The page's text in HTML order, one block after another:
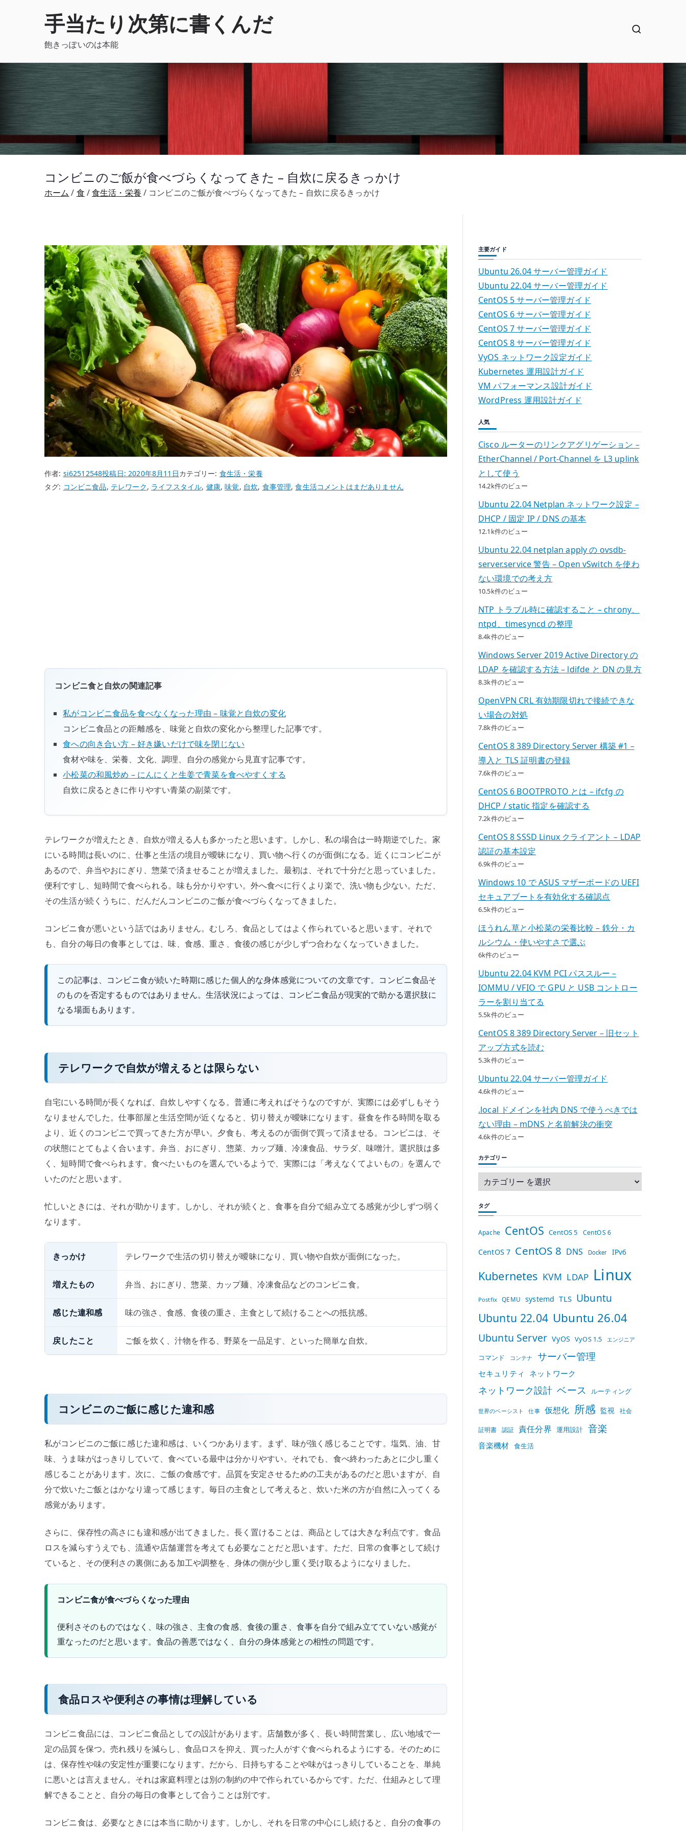
手当たり次第に書くんだ
飽きっぽいのは本能
コンビニのご飯が食べづらくなってきた – 自炊に戻るきっかけ
ホーム 食 食生活・栄養 コンビニのご飯が食べづらくなってきた – 自炊に戻るきっかけ
作者: si62512548投稿日:2020年8月11日カテゴリー: 食生活・栄養
タグ: コンビニ食品, テレワーク, ライフスタイル, 健康,味覚, 自炊, 食事管理,食生活コ
–
っ
け
へ
の
コメントはまだありません
コンビニ食と自炊の関連記事
私がコンビニ食品を食べなくなった理由 – 味覚と自炊の変化
コンビニ食品との距離感を、味覚と自炊の変化から整理した記事です。
食への向き合い方 – 好き嫌いだけで味を閉じない
食材や味を、栄養、文化、調理、自分の感覚から見直す記事です。
小松菜の和風炒め – にんにくと生姜で青菜を食べやすくする
自炊に戻るときに作りやすい青菜の副菜です。
テレワークが増えたとき、自炊が増える人も多かったと思います。しかし、私の場合は一時期逆でした。家
にいる時間は長いのに、仕事と生活の境目が曖昧になり、買い物へ行くのが面倒になる。近くにコンビニが
あるので、弁当やおにぎり、惣菜で済ませることが増えました。最初は、それで十分だと思っていました。
便利ですし、短時間で食べられる。味も分かりやすい。外へ食べに行くより楽で、洗い物も少ない。ただ、
その生活が続くうちに、だんだんコンビニのご飯が食べづらくなってきました。
コンビニ食が悪いという話ではありません。むしろ、食品としてはよく作られていると思います。それで
も、自分の毎日の食事としては、味、食感、重さ、食後の感じが少しずつ合わなくなっていきました。
この記事は、コンビニ食が続いた時期に感じた個人的な身体感覚についての文章です。コンビニ食品そ
のものを否定するものではありません。生活状況によっては、コンビニ食品が現実的で助かる選択肢に
なる場面もあります。
テレワークで自炊が増えるとは限らない
自宅にいる時間が長くなれば、自炊しやすくなる。普通に考えればそうなのですが、実際には必ずしもそう
なりませんでした。仕事部屋と生活空間が近くなると、切り替えが曖昧になります。昼食を作る時間を取る
より、近くのコンビニで買ってきた方が早い。夕食も、考えるのが面倒で買って済ませる。コンビニは、そ
の状態にとてもよく合います。弁当、おにぎり、惣菜、カップ麺、冷凍食品、サラダ、味噌汁。選択肢は多
く、短時間で食べられます。食べたいものを選んでいるようで、実際には「考えなくてよいもの」を選んで
いたのだと思います。
忙しいときには、それが助かります。しかし、それが続くと、食事を自分で組み立てる感覚が少しずつ弱く
なります。
きっかけ テレワークで生活の切り替えが曖昧になり、買い物や自炊が面倒になった。
増えたもの 弁当、おにぎり、惣菜、カップ麺、冷凍食品などのコンビニ食。
感じた違和感 味の強さ、食感、食後の重さ、主食として続けることへの抵抗感。
戻したこと ご飯を炊く、汁物を作る、野菜を一品足す、といった簡単な自炊。
コンビニのご飯に感じた違和感
私がコンビニのご飯に感じた違和感は、いくつかあります。まず、味が強く感じることです。塩気、油、甘
味、うま味がはっきりしていて、食べている最中は分かりやすい。それでも、食べ終わったあとに少し重く
感じることがあります。次に、ご飯の食感です。品質を安定させるための工夫があるのだと思いますが、自
分で炊いたご飯とはかなり違って感じます。毎日の主食として考えると、炊いた米の方が自然に入ってくる
感覚があります。
さらに、保存性の高さにも違和感が出てきました。長く置けることは、商品としては大きな利点です。食品
ロスを減らすうえでも、流通や店舗運営を考えても必要なことだと思います。ただ、日常の食事として続け
ていると、その便利さの裏側にある加工や調整を、身体の側が少し重く受け取るようになりました。
コンビニ食が食べづらくなった理由
便利さそのものではなく、味の強さ、主食の食感、食後の重さ、食事を自分で組み立てていない感覚が
重なったのだと思います。食品の善悪ではなく、自分の身体感覚との相性の問題です。
食品ロスや便利さの事情は理解している
コンビニ食品には、コンビニ食品としての設計があります。店舗数が多く、長い時間営業し、広い地域で一
定の品質を保つ。売れ残りを減らし、食品ロスを抑え、買った人がすぐ食べられるようにする。そのために
は、保存性や味の安定性が重要になります。だから、日持ちすることや味がはっきりしていることを、単純
に悪いとは言えません。それは家庭料理とは別の制約の中で作られているからです。ただ、仕組みとして理
解できることと、自分の毎日の食事として合うことは別です。
コンビニ食は、必要なときには本当に助かります。しかし、それを日常の中心にし続けると、自分の食事の
主要ガイド
Ubuntu 26.04 サーバー管理ガイド
Ubuntu 22.04 サーバー管理ガイド
CentOS 5 サーバー管理ガイド
CentOS 6 サーバー管理ガイド
CentOS 7 サーバー管理ガイド
CentOS 8 サーバー管理ガイド
VyOS ネットワーク設定ガイド
Kubernetes 運用設計ガイド
VM パフォーマンス設計ガイド
WordPress 運用設計ガイド
人気
Cisco ルーターのリンクアグリゲーション –
EtherChannel / Port-Channel を L3 uplink
として使う
14.2k件のビュー
Ubuntu 22.04 Netplan ネットワーク設定 –
DHCP / 固定 IP / DNS の基本
12.1k件のビュー
Ubuntu 22.04 netplan apply の ovsdb-
server.service 警告 – Open vSwitch を使わ
ない環境での考え方
10.5k件のビュー
NTP トラブル時に確認すること – chrony、
ntpd、timesyncd の整理
8.4k件のビュー
Windows Server 2019 Active Directory の
LDAP を確認する方法 – ldifde と DN の見方
8.3k件のビュー
OpenVPN CRL 有効期限切れで接続できな
い場合の対処
7.8k件のビュー
CentOS 8 389 Directory Server 構築 #1 –
導入と TLS 証明書の登録
7.6k件のビュー
CentOS 6 BOOTPROTO とは – ifcfg の
DHCP / static 指定を確認する
7.2k件のビュー
CentOS 8 SSSD Linux クライアント – LDAP
認証の基本設定
6.9k件のビュー
Windows 10 で ASUS マザーボードの UEFI
セキュアブートを有効化する確認点
6.5k件のビュー
ほうれん草と小松菜の栄養比較 – 鉄分・カ
ルシウム・使いやすさで選ぶ
6k件のビュー
Ubuntu 22.04 KVM PCI パススルー –
IOMMU / VFIO で GPU と USB コントロー
ラーを割り当てる
5.5k件のビュー
CentOS 8 389 Directory Server – 旧セット
アップ方式を読む
5.3k件のビュー
Ubuntu 22.04 サーバー管理ガイド
4.6k件のビュー
.local ドメインを社内 DNS で使うべきでは
ない理由 – mDNS と名前解決の衝突
4.6k件のビュー
カテゴリー
タグ
Apache CentOS CentOS 5 CentOS 6
CentOS 7 CentOS 8 DNS Docker IPv6
Kubernetes KVM LDAP Linux
Postfix QEMU systemd TLS Ubuntu
Ubuntu 22.04 Ubuntu 26.04
Ubuntu Server VyOS VyOS 1.5 エンジニア
コマンド コンテナ サーバー管理
セキュリティ ネットワーク
ネットワーク設計 ベース ルーティング
世界のベーシスト 仕事 仮想化 所感 監視 社会
証明書 認証 責任分界 運用設計 音楽
音楽機材 食生活